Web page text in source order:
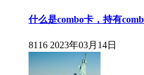
什么是combo卡，持有
8116 2023年03月14日